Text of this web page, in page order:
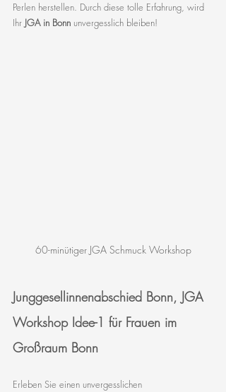
Perlen herstellen. Durch diese tolle Erfahrung, wird
Ihr JGA in Bonn unvergesslich bleiben!
60-minütiger JGA Schmuck Workshop
Junggesellinnenabschied Bonn, JGA
Workshop Idee-1 für Frauen im
Großraum Bonn
Erleben Sie einen unvergesslichen